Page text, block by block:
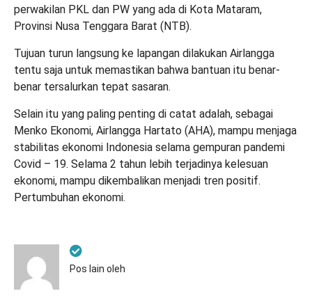
perwakilan PKL dan PW yang ada di Kota Mataram,
Provinsi Nusa Tenggara Barat (NTB).
Tujuan turun langsung ke lapangan dilakukan Airlangga
tentu saja untuk memastikan bahwa bantuan itu benar-
benar tersalurkan tepat sasaran.
Selain itu yang paling penting di catat adalah, sebagai
Menko Ekonomi, Airlangga Hartato (AHA), mampu menjaga
stabilitas ekonomi Indonesia selama gempuran pandemi
Covid – 19. Selama 2 tahun lebih terjadinya kelesuan
ekonomi, mampu dikembalikan menjadi tren positif.
Pertumbuhan ekonomi.
Pos lain oleh